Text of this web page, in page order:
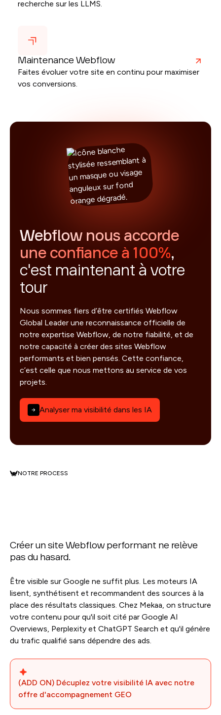
recherche sur les LLMS.
Maintenance Webflow
Faites évoluer votre site en continu pour maximiser
vos conversions.
Webflow nous accorde
une confiance à 100%,
c'est maintenant à votre
tour
Nous sommes fiers d’être certifiés Webflow
Global Leader une reconnaissance officielle de
notre expertise Webflow, de notre fiabilité, et de
notre capacité à créer des sites Webflow
performants et bien pensés. Cette confiance,
c’est celle que nous mettons au service de vos
projets.
Analyser ma visibilité dans les IA
NOTRE PROCESS
Créer un site Webflow performant ne relève
pas du hasard.
Être visible sur Google ne suffit plus. Les moteurs IA
lisent, synthétisent et recommandent des sources à la
place des résultats classiques. Chez Mekaa, on structure
votre contenu pour qu'il soit cité par Google AI
Overviews, Perplexity et ChatGPT Search et qu'il génère
du trafic qualifié sans dépendre des ads.
(ADD ON) Décuplez votre visibilité IA avec notre
offre d'accompagnement GEO